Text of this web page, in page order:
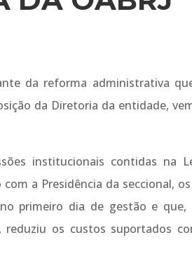
da reforma administrativa
da Diretoria da entidade,
institucionais contidas na
a Presidência da seccional,
primeiro dia de gestão e que,
os custos suportados